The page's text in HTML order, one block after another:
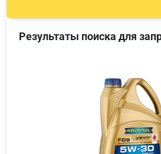
Результаты поиска для